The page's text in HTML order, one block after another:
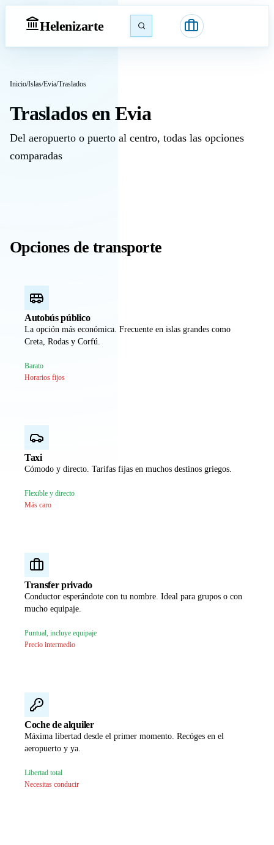
Helenizarte
Inicio/Islas/Evia/Traslados
Traslados en Evia
Del aeropuerto o puerto al centro, todas las opciones
comparadas
Opciones de transporte
Autobús público
La opción más económica. Frecuente en islas grandes como
Creta, Rodas y Corfú.
Barato
Horarios fijos
Taxi
Cómodo y directo. Tarifas fijas en muchos destinos griegos.
Flexible y directo
Más caro
Transfer privado
Conductor esperándote con tu nombre. Ideal para grupos o con
mucho equipaje.
Puntual, incluye equipaje
Precio intermedio
Coche de alquiler
Máxima libertad desde el primer momento. Recóges en el
aeropuerto y ya.
Libertad total
Necesitas conducir